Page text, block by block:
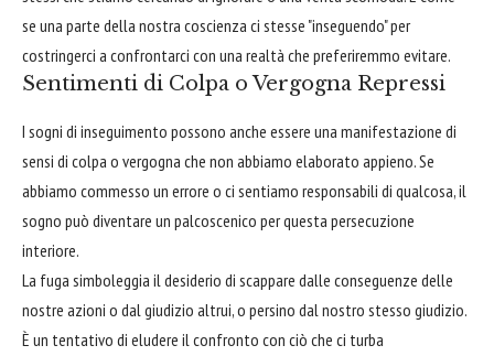
se una parte della nostra coscienza ci stesse "inseguendo" per
costringerci a confrontarci con una realtà che preferiremmo evitare.
Sentimenti di Colpa o Vergogna Repressi
I sogni di inseguimento possono anche essere una manifestazione di
sensi di colpa o vergogna che non abbiamo elaborato appieno. Se
abbiamo commesso un errore o ci sentiamo responsabili di qualcosa, il
sogno può diventare un palcoscenico per questa persecuzione
interiore.
La fuga simboleggia il desiderio di scappare dalle conseguenze delle
nostre azioni o dal giudizio altrui, o persino dal nostro stesso giudizio.
È un tentativo di eludere il confronto con ciò che ci turba